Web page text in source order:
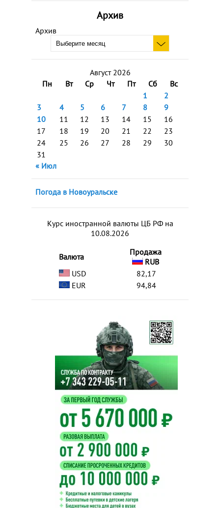
Архив
Архив
Август 2026
Пн
Вт Ср Чт Пт Сб
Вс
1
2
3
4 5 6 7 8
9
10
11 12 13 14 15
16
17
18 19 20 21 22
23
24
25 26 27 28 29
30
31
« Июл
Погода в Новоуральске
Курс иностранной валюты ЦБ РФ на
10.08.2026
Валюта
Продажа
RUB
USD
82,17
EUR
94,84